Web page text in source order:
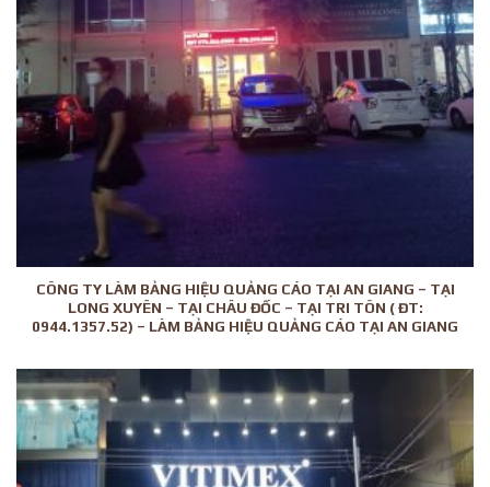
CÔNG TY LÀM BẢNG HIỆU QUẢNG CÁO TẠI AN GIANG – TẠI
LONG XUYÊN – TẠI CHÂU ĐỐC – TẠI TRI TÔN ( ĐT:
0944.1357.52) – LÀM BẢNG HIỆU QUẢNG CÁO TẠI AN GIANG